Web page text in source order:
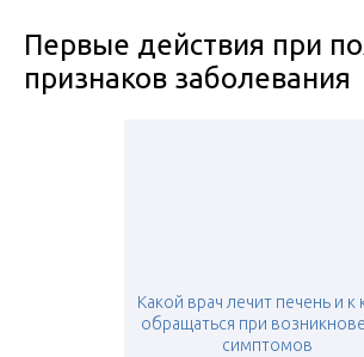
Первые действия при
признаков заболевания
Какой врач лечит печень и к
обращаться при
симптомов